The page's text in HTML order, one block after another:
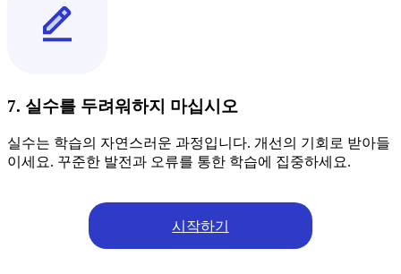
7. 실수를 두려워하지 마십시오
실수는 학습의 자연스러운 과정입니다. 개선의 기회로 받아들
이세요. 꾸준한 발전과 오류를 통한 학습에 집중하세요.
시작하기